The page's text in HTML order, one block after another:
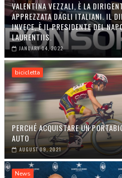
VALENTINA VEZZALI, È LA
APPREZZATA DAGLI ITALIANI. IL
INVECE, È IL PRESIDENTE DEL
LAURENTIIS.
JANUARY 04, 2022
bicicletta
PERCHÉ ACQUISTARE UN
AUTO
AUGUST 09, 2021
News